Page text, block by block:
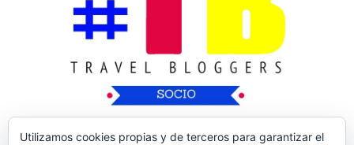
Utilizamos cookies propias y de terceros para garantizar el